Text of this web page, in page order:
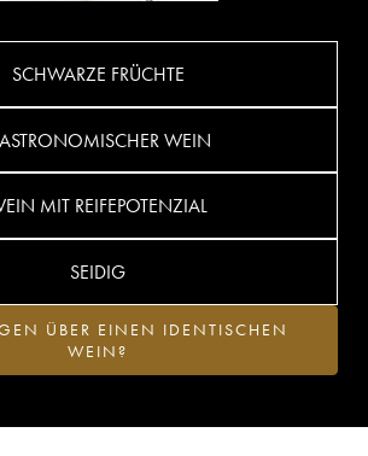
SCHWARZE FRÜCHTE
WEIN
MIT REIFEPOTENZIAL
SEIDIG
ÜBER EINEN IDENTISCHEN
WEIN?